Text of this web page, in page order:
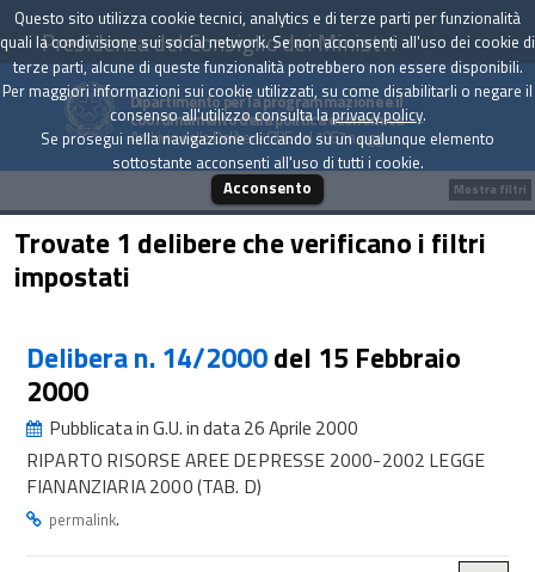
Presidenza del Consiglio dei Ministri
Dipartimento per la programmazione e il
coordinamento della politica economica
Archivio delle Delibere CIPE dal 1967 a oggi
Trovate 1 delibere che verificano i filtri
impostati
Delibera n. 14/2000del 15 Febbraio
2000
Pubblicata in G.U. in data 26 Aprile 2000
RIPARTO RISORSE AREE DEPRESSE 2000-2002 LEGGE
FIANANZIARIA 2000 (TAB. D)
permalink.
Mostra filtri
Questo sito utilizza cookie tecnici, analytics e di terze parti per funzionalità
quali la condivisione sui social network. Se non acconsenti all'uso dei cookie di
terze parti, alcune di queste funzionalità potrebbero non essere disponibili.
Per maggiori informazioni sui cookie utilizzati, su come disabilitarli o negare il
consenso all'utilizzo consulta laprivacy policy.
Se prosegui nella navigazione cliccando su un qualunque elemento
sottostante acconsenti all'uso di tutti i cookie.
Acconsento